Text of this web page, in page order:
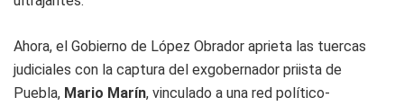
Ahora, el Gobierno de López Obrador aprieta las tuercas
judiciales con la captura del exgobernador priista de
Puebla, Mario Marín, vinculado a una red político-